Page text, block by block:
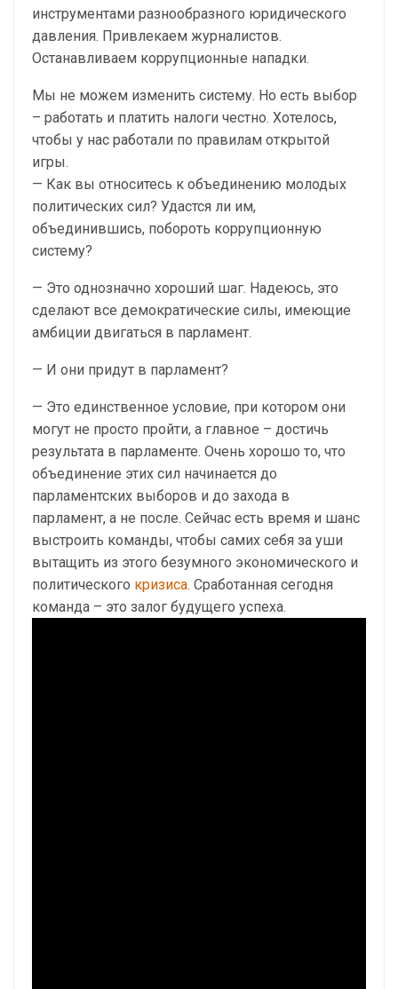
инструментами разнообразного юридического
давления. Привлекаем журналистов.
Останавливаем коррупционные нападки.
Мы не можем изменить систему. Но есть выбор
– работать и платить налоги честно. Хотелось,
чтобы у нас работали по правилам открытой
игры.
— Как вы относитесь к объединению молодых
политических сил? Удастся ли им,
объединившись, побороть коррупционную
систему?
— Это однозначно хороший шаг. Надеюсь, это
сделают все демократические силы, имеющие
амбиции двигаться в парламент.
— И они придут в парламент?
— Это единственное условие, при котором они
могут не просто пройти, а главное – достичь
результата в парламенте. Очень хорошо то, что
объединение этих сил начинается до
парламентских выборов и до захода в
парламент, а не после. Сейчас есть время и шанс
выстроить команды, чтобы самих себя за уши
вытащить из этого безумного экономического и
политического кризиса. Сработанная сегодня
команда – это залог будущего успеха.